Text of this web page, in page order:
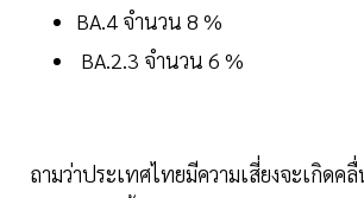
BA.4 จำนวน 8 %
BA.2.3 จำนวน 6 %
ถามว่าประเทศไทยมีความเสี่ยงจะเกิดค